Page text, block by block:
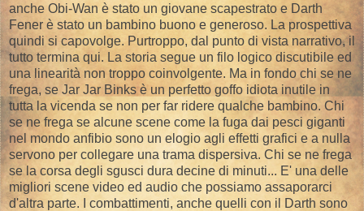
anche Obi-Wan è stato un giovane scapestrato e Darth
Fener è stato un bambino buono e generoso. La prospettiva
quindi si capovolge. Purtroppo, dal punto di vista narrativo, il
tutto termina qui. La storia segue un filo logico discutibile ed
una linearità non troppo coinvolgente. Ma in fondo chi se ne
frega, se Jar Jar Binks è un perfetto goffo idiota inutile in
tutta la vicenda se non per far ridere qualche bambino. Chi
se ne frega se alcune scene come la fuga dai pesci giganti
nel mondo anfibio sono un elogio agli effetti grafici e a nulla
servono per collegare una trama dispersiva. Chi se ne frega
se la corsa degli sgusci dura decine di minuti... E' una delle
migliori scene video ed audio che possiamo assaporarci
d'altra parte. I combattimenti, anche quelli con il Darth sono